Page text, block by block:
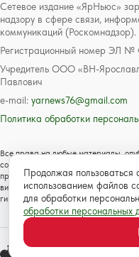
Сетевое издание «ЯрНьюс»
надзору в сфере связи,
коммуникаций (Роскомнадзор).
Регистрационный номер ЭЛ
Учредитель ООО «ВН-
Павлович
e-mail: yarnews76@gmail.com
Политика обработки
Все права на любые материалы,
соответствии с российским и
праве и смежных правах. Любое
видеоматериалов возможно только с
гиперссылкой на сайт https://
Продолжая пользоваться
использованием файлов
для обработки
обработки персональных